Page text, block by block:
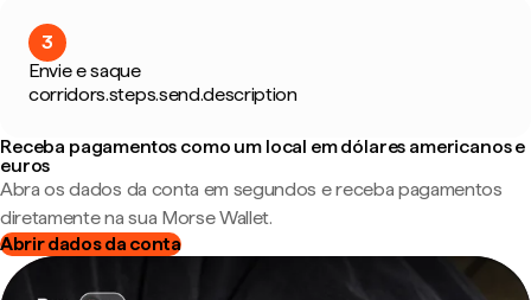
3
Envie e saque
corridors.steps.send.description
Receba pagamentos como um local em dólares americanos e
euros
Abra os dados da conta em segundos e receba pagamentos
diretamente na sua Morse Wallet.
Abrir dados da conta